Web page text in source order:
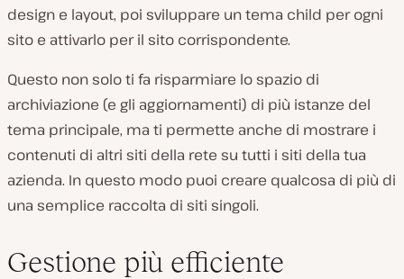
design e layout, poi sviluppare un tema child per ogni
sito e attivarlo per il sito corrispondente.
Questo non solo ti fa risparmiare lo spazio di
archiviazione (e gli aggiornamenti) di più istanze del
tema principale, ma ti permette anche di mostrare i
contenuti di altri siti della rete su tutti i siti della tua
azienda. In questo modo puoi creare qualcosa di più di
una semplice raccolta di siti singoli.
Gestione più efficiente